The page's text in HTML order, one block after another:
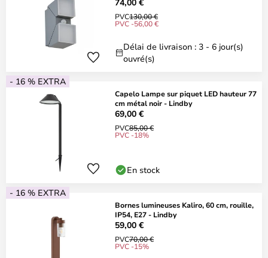
PVC130,00 €
PVC -56,00 €
Délai de livraison : 3 - 6 jour(s)
ouvré(s)
- 16 % EXTRA
Capelo Lampe sur piquet LED hauteur 77
cm métal noir - Lindby
69,00 €
PVC85,00 €
PVC -18%
En stock
- 16 % EXTRA
Bornes lumineuses Kaliro, 60 cm, rouille,
IP54, E27 - Lindby
59,00 €
PVC70,00 €
PVC -15%